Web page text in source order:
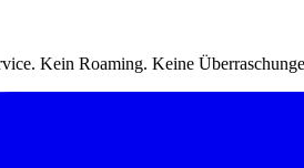
Kein Roaming. Keine